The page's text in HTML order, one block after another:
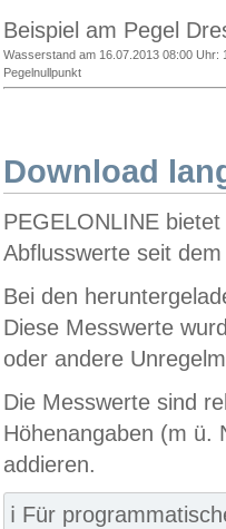
Beispiel am Pegel
Wasserstand am 16.07.2013 08:00 Uhr:
Pegelnullpunkt
Download
PEGELONLINE
Abflusswerte seit
Bei den
Diese Messwerte
oder andere
Die Messwerte sind
Höhenangaben (m ü.
addieren.
ℹ️ Für